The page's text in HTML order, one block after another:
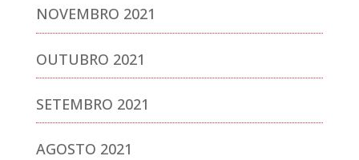
NOVEMBRO 2021
OUTUBRO 2021
SETEMBRO 2021
AGOSTO 2021